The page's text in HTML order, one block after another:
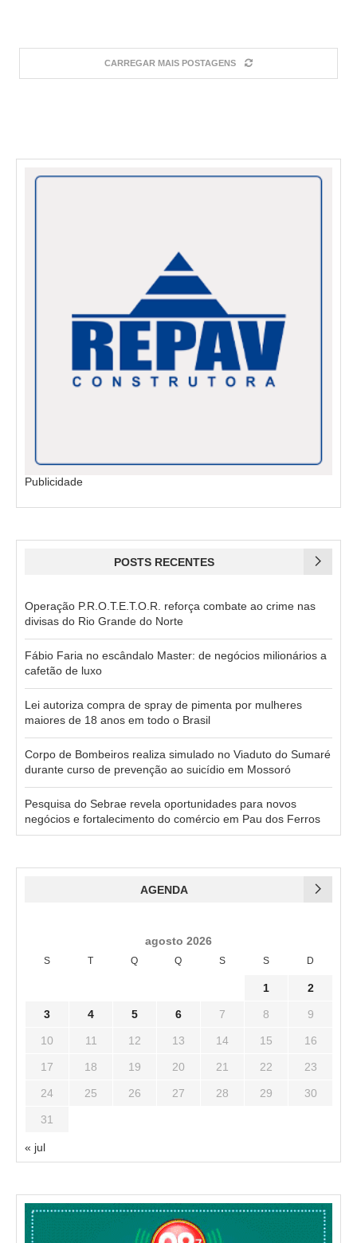
CARREGAR MAIS POSTAGENS
Publicidade
POSTS RECENTES
Operação P.R.O.T.E.T.O.R. reforça combate ao crime nas
divisas do Rio Grande do Norte
Fábio Faria no escândalo Master: de negócios milionários a
cafetão de luxo
Lei autoriza compra de spray de pimenta por mulheres
maiores de 18 anos em todo o Brasil
Corpo de Bombeiros realiza simulado no Viaduto do Sumaré
durante curso de prevenção ao suicídio em Mossoró
Pesquisa do Sebrae revela oportunidades para novos
negócios e fortalecimento do comércio em Pau dos Ferros
AGENDA
agosto 2026
S T Q Q S S D
1 2
3 4 5 6 7 8 9
10 11 12 13 14 15 16
17 18 19 20 21 22 23
24 25 26 27 28 29 30
31
« jul